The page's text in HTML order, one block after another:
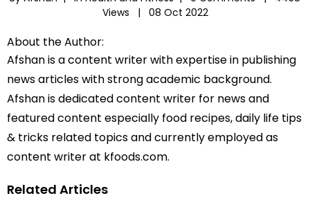
Views |
08 Oct 2022
About the Author:
Afshan is a content writer with expertise in publishing
news articles with strong academic background.
Afshan is dedicated content writer for news and
featured content especially food recipes, daily life tips
& tricks related topics and currently employed as
content writer at kfoods.com.
Related Articles